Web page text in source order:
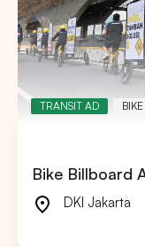
TRANSIT AD
Bike Billboard
DKI Jakarta